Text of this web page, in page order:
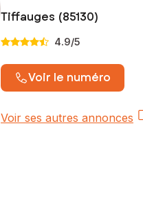
Tiffauges (85130)
4.9/5
Voir le numéro
Voir ses autres annonces